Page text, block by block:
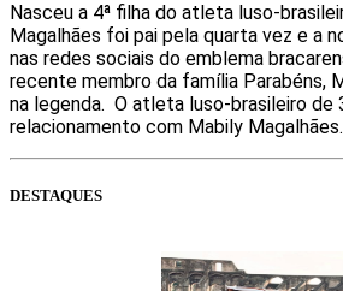
Nasceu a 4ª filha do atleta luso-
Magalhães foi pai pela quarta vez e a
nas redes sociais do emblema
recente membro da família Parabéns,
na legenda. O atleta luso-brasileiro de
relacionamento com Mabily Magalhães.
DESTAQUES